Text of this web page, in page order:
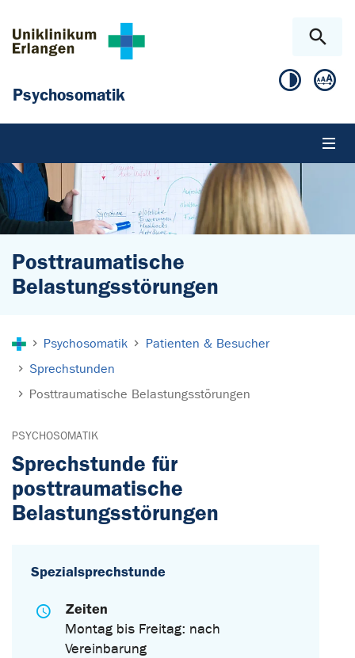
Psychosomatik
Posttraumatische
Belastungsstörungen
Psychosomatik
Patienten & Besucher
Sprechstunden
Posttraumatische Belastungsstörungen
PSYCHOSOMATIK
Sprechstunde für
posttraumatische
Belastungsstörungen
Spezialsprechstunde
Zeiten
Montag bis Freitag: nach
Vereinbarung